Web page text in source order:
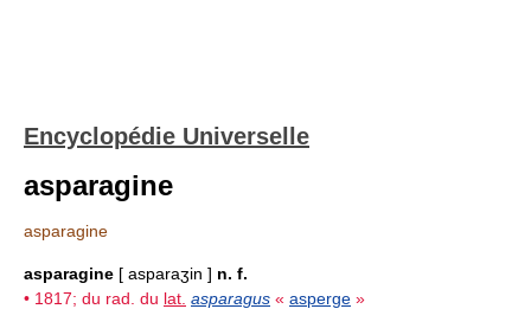
Encyclopédie Universelle
asparagine
asparagine
asparagine [ asparaʒin ] n. f.
• 1817; du rad. du lat. asparagus « asperge »